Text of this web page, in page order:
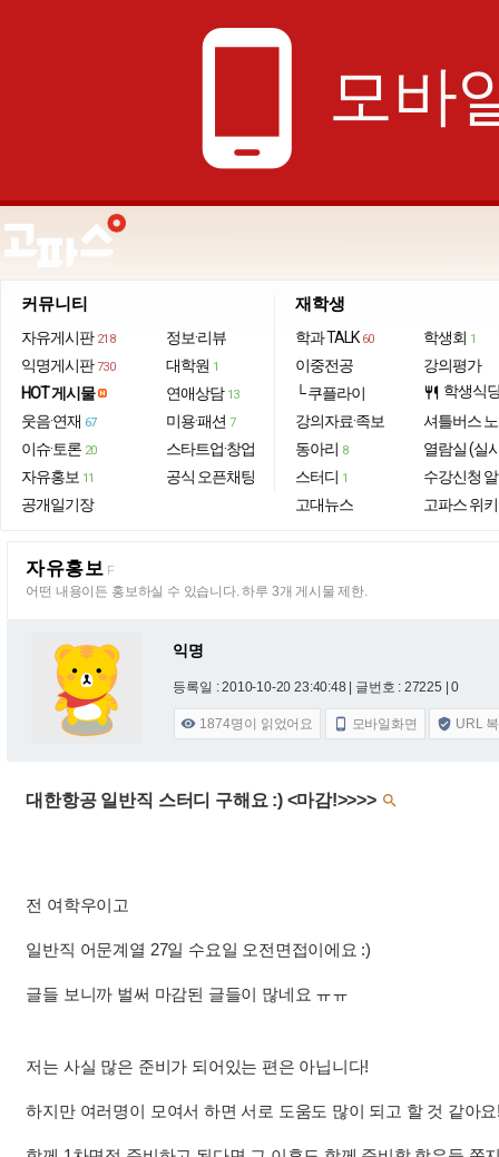
phone_android 모바
커뮤니티
자유게시판 218
익명게시판 730
HOT 게시물
웃음·연재 67
이슈·토론 20
자유홍보 11
공개일기장
정보·리뷰
대학원 1
연애상담 13
미용·패션 7
스타트업·창업
공식 오픈채팅
재학생
학과 TALK 60
이중전공
└ 쿠플라이
강의자료·족보
동아리 8
스터디 1
고대뉴스
학생회 1
강의평가
restaurant 학생식
셔틀버스
열람실 (실
수강신청
고파스 위키
자유홍보 F
어떤 내용이든 홍보하실 수 있습니다. 하루 3개 게시물 제한.
익명
등록일 : 2010-10-20 23:40:48 | 글번호 : 27225 | 0
 1874명이 읽었어요  모바일화면  URL
대한항공 일반직 스터디 구해요 :) <마감!>>>> 
전 여학우이고
일반직 어문계열 27일 수요일 오전면접이에요 :)
글들 보니까 벌써 마감된 글들이 많네요 ㅠㅠ
저는 사실 많은 준비가 되어있는 편은 아닙니다!
하지만 여러명이 모여서 하면 서로 도움도 많이 되고 할 것 같아